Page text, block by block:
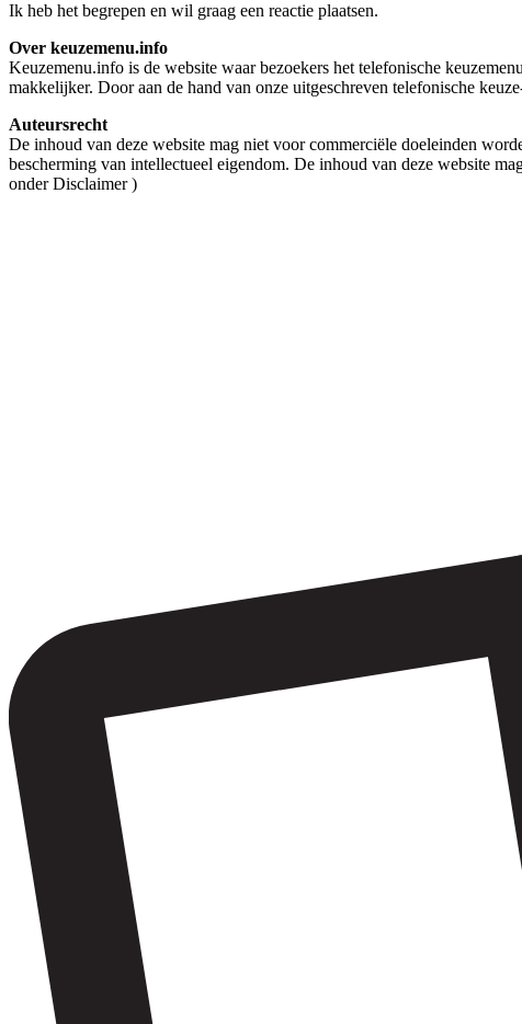
Ik heb het begrepen en wil graag een reactie plaatsen.
Over keuzemenu.info
Keuzemenu.info is de website waar bezoekers het telefonische
makkelijker. Door aan de hand van onze uitgeschreven telefonische
Auteursrecht
De inhoud van deze website mag niet voor commerciële doeleinden
bescherming van intellectueel eigendom. De inhoud van deze website
onder Disclaimer )